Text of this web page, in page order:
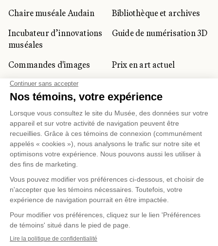
Chaire muséale Audain
Bibliothèque et archives
Incubateur d’innovations
muséales
Guide de numérisation 3D
Commandes d'images
Prix en art actuel
Prix Lynne-Cohen
CLIENTÈLE CORPORATIVE
ET PRIVÉE
Location d'espaces
Activités corporatives
professionnels du
tourisme
Gestion des témoinsPolitique de confidentialité
Conditions d'utilisation Politique d'achat en ligne